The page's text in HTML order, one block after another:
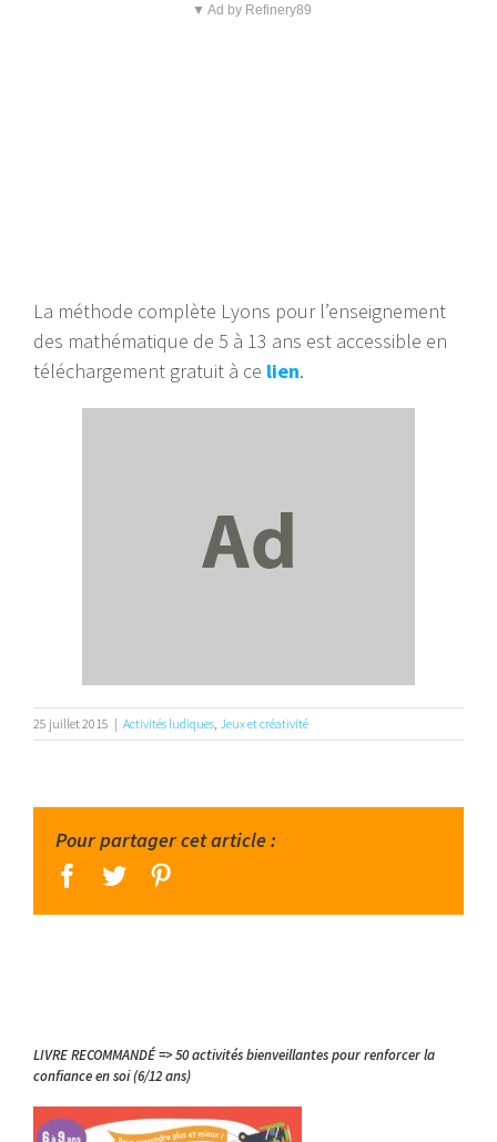
▼ Ad by Refinery89
La méthode complète Lyons pour l’enseignement
des mathématique de 5 à 13 ans est accessible en
téléchargement gratuit à ce lien.
25 juillet 2015 | Activités ludiques Jeux et créativité
Pour partager cet article :
facebook
twitter
LIVRE RECOMMANDÉ => 50 activités bienveillantes pour renforcer la
confiance en soi (6/12 ans)